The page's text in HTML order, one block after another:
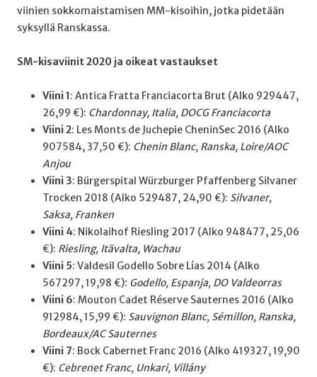
viinien sokkomaistamisen MM-kisoihin, jotka pidetään
syksyllä Ranskassa.
SM-kisaviinit 2020 ja oikeat vastaukset
Viini 1: Antica Fratta Franciacorta Brut (Alko 929447,
26,99 €): Chardonnay, Italia, DOCG Franciacorta
Viini 2: Les Monts de Juchepie CheninSec 2016 (Alko
907584, 37,50 €): Chenin Blanc, Ranska, Loire/AOC
Anjou
Viini 3: Bürgerspital Würzburger Pfaffenberg Silvaner
Trocken 2018 (Alko 529487, 24,90 €): Silvaner,
Saksa, Franken
Viini 4: Nikolaihof Riesling 2017 (Alko 948477, 25,06
€): Riesling, Itävalta, Wachau
Viini 5: Valdesil Godello Sobre Lías 2014 (Alko
567297, 19,98 €): Godello, Espanja, DO Valdeorras
Viini 6: Mouton Cadet Réserve Sauternes 2016 (Alko
912984, 15,99 €): Sauvignon Blanc, Sémillon, Ranska,
Bordeaux/AC Sauternes
Viini 7: Bock Cabernet Franc 2016 (Alko 419327, 19,90
€): Cebrenet Franc, Unkari, Villány